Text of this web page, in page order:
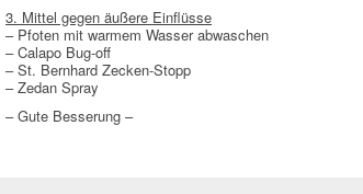
3. Mittel gegen äußere Einflüsse
– Pfoten mit warmem Wasser abwaschen
– Calapo Bug-off
– St. Bernhard Zecken-Stopp
– Zedan Spray
– Gute Besserung –